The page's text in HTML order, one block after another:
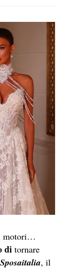
motori…
di tornare
, il